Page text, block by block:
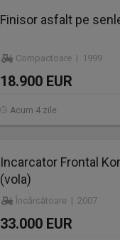
Finisor asfalt pe
Compactoare | 1999
18.900 EUR
Acum 4 zile
Incarcator Frontal
(vola)
Încărcătoare | 2007
33.000 EUR